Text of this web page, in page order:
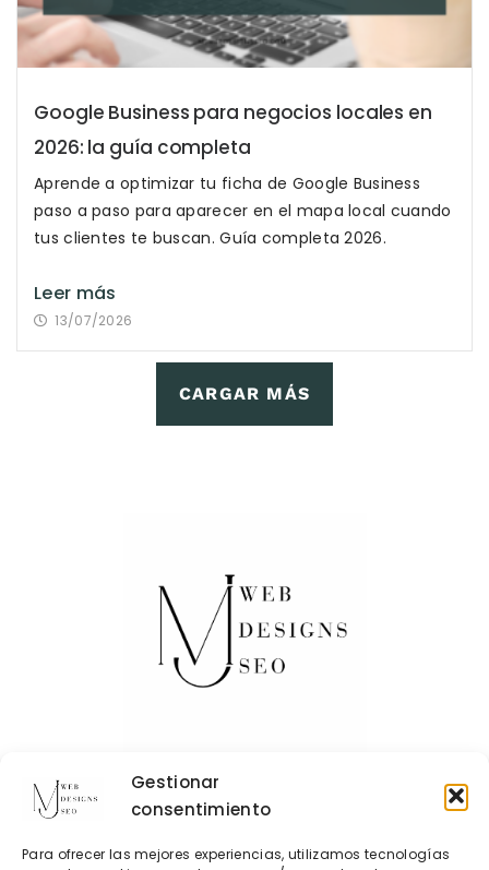
Gestionar
consentimiento
Para ofrecer las mejores experiencias, utilizamos tecnologías
Google Business para negocios locales en
2026: la guía completa
Aprende a optimizar tu ficha de Google Business
paso a paso para aparecer en el mapa local cuando
tus clientes te buscan. Guía completa 2026.
Leer más
13/07/2026
CARGAR MÁS